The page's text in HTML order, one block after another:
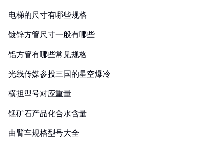
电梯的尺寸有哪些规格
镀锌方管尺寸一般有哪些
铝方管有哪些常见规格
光线传媒参投三国的星空爆冷
横担型号对应重量
锰矿石产品化合水含量
曲臂车规格型号大全